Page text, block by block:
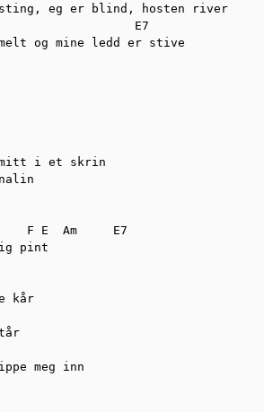
sting, eg er blind, hosten river
E7
og mine ledd er stive
mitt i et skrin
E  Am     E7
pint
kår
meg inn